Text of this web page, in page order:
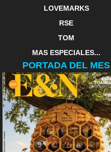
LOVEMARKS
RSE
TOM
MAS ESPECIALES...
PORTADA DEL MES